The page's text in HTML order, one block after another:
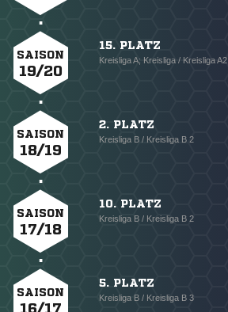
SAISON
19/20
15. PLATZ
Kreisliga A; Kreisliga / Kreisliga A2
SAISON
18/19
2. PLATZ
Kreisliga B / Kreisliga B 2
SAISON
17/18
10. PLATZ
Kreisliga B / Kreisliga B 2
SAISON
16/17
5. PLATZ
Kreisliga B / Kreisliga B 3